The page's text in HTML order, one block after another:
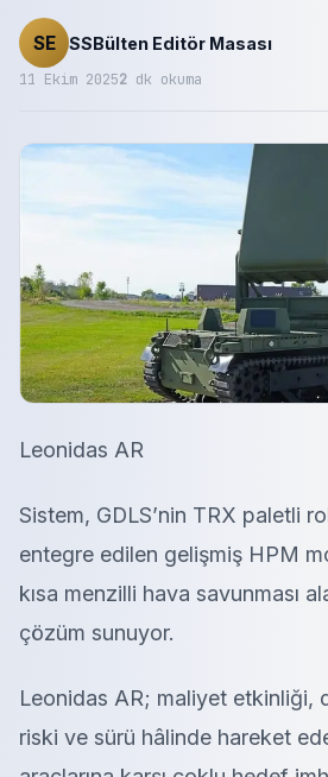
SE SSBülten Editör Masası
11 Ekim 20252 dk okuma
Leonidas AR
Sistem, GDLS’nin TRX paletli
entegre edilen gelişmiş HPM
kısa menzilli hava savunması
çözüm sunuyor.
Leonidas AR; maliyet etkinliği,
riski ve sürü hâlinde hareket